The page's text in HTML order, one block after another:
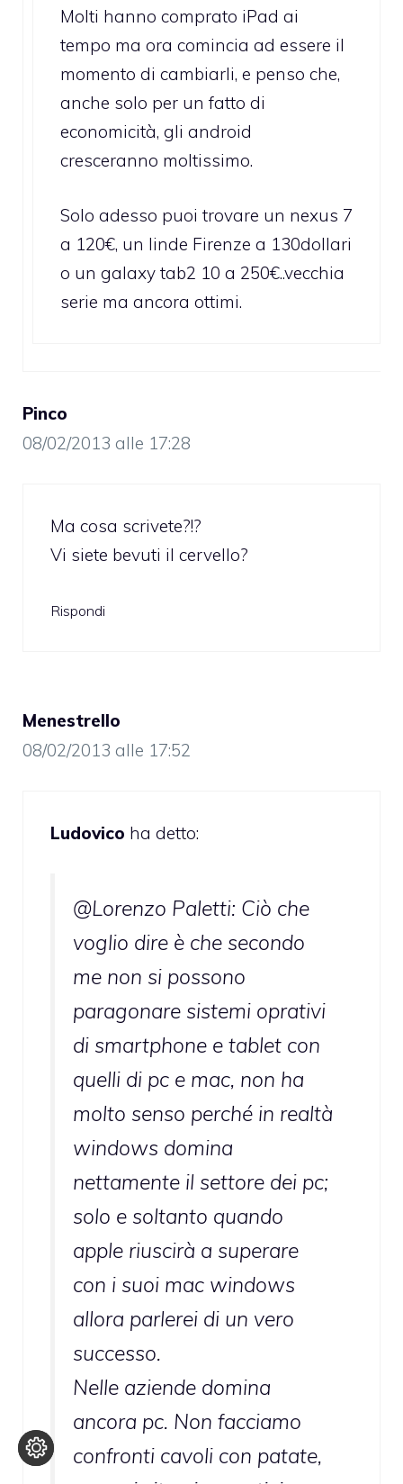
Molti hanno comprato iPad ai
tempo ma ora comincia ad essere il
momento di cambiarli, e penso che,
anche solo per un fatto di
economicità, gli android
cresceranno moltissimo.
Solo adesso puoi trovare un nexus 7
a 120€, un linde Firenze a 130dollari
o un galaxy tab2 10 a 250€..vecchia
serie ma ancora ottimi.
Pinco
08/02/2013 alle 17:28
Ma cosa scrivete?!?
Vi siete bevuti il cervello?
Rispondi
Menestrello
08/02/2013 alle 17:52
Ludovico ha detto:
@Lorenzo Paletti: Ciò che
voglio dire è che secondo
me non si possono
paragonare sistemi oprativi
di smartphone e tablet con
quelli di pc e mac, non ha
molto senso perché in realtà
windows domina
nettamente il settore dei pc;
solo e soltanto quando
apple riuscirà a superare
con i suoi mac windows
allora parlerei di un vero
successo.
Nelle aziende domina
ancora pc. Non facciamo
confronti cavoli con patate,